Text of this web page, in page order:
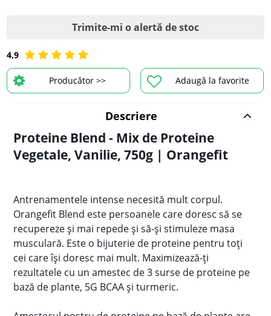
4,9
Adaugă la favorite
Producător >>
Trimite-mi o alertă de stoc
Descriere
Proteine Blend - Mix de Proteine
Vegetale, Vanilie, 750g | Orangefit
Antrenamentele intense necesită mult corpul.
Orangefit Blend este persoanele care doresc să se
recupereze și mai repede și să-și stimuleze masa
musculară. Este o bijuterie de proteine ​​pentru toți
cei care își doresc mai mult. Maximizează-ți
rezultatele cu un amestec de 3 surse de proteine ​​pe
bază de plante, 5G BCAA și turmeric.